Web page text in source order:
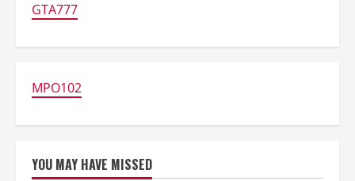
GTA777
MPO102
YOU MAY HAVE MISSED